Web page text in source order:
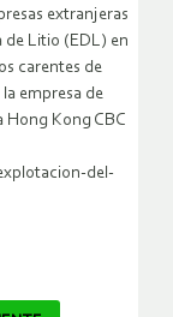
extranjeras
de Litio (EDL) en
carentes de
empresa de
Hong Kong CBC
del-